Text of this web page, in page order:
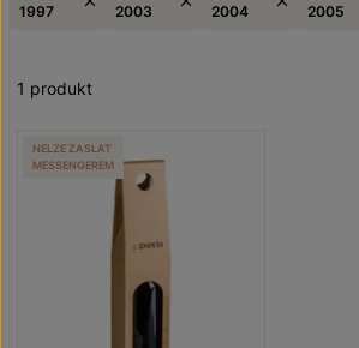
1997
2003
2004
2005
1 produkt
NELZE ZASLAT
MESSENGEREM